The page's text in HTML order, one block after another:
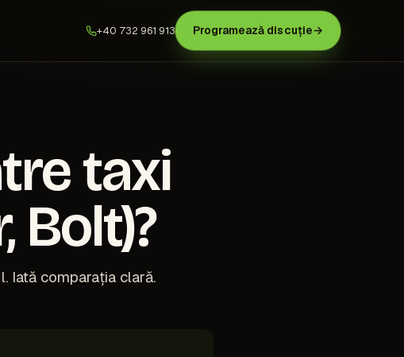
+40 732 961 913 Programează discuție→
taxi
Bolt)?
Iată comparația clară.